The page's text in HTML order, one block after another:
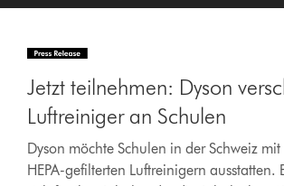
Jetzt teilnehmen: Dyson
Luftreiniger an Schulen
Dyson möchte Schulen in der Schweiz
HEPA-gefilterten Luftreinigern ausstatten.